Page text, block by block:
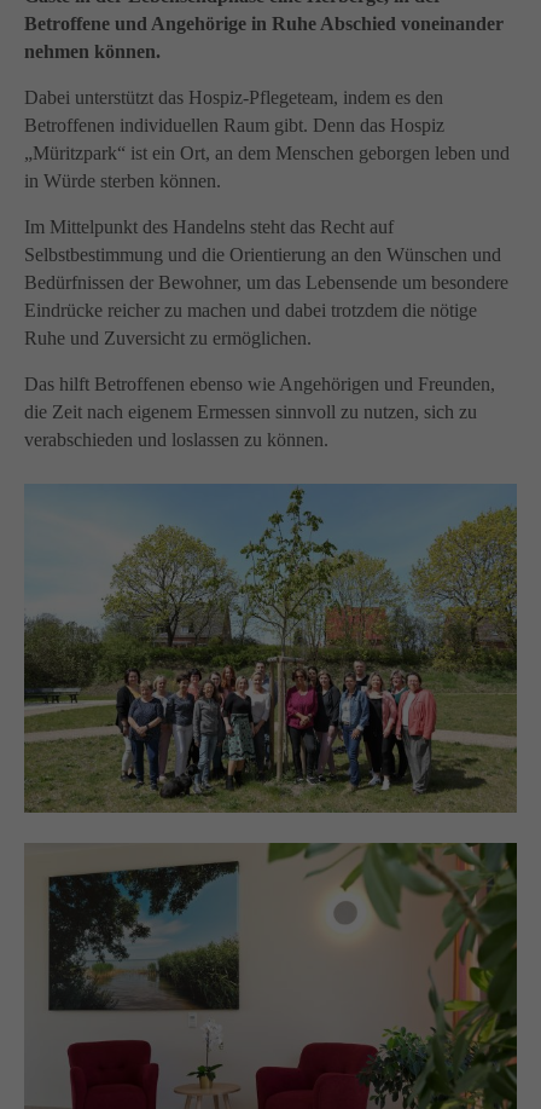
About us
Lorem ipsum dolor sit amet, consectetuer adipiscing
elit.
Aenean commodo ligula eget dolor. Aenean massa.
montes, nascetur ridiculus mus. Donec quam felis,
ultricies nec.
Betroffene und Angehörige in Ruhe Abschied voneinander
nehmen können.
Dabei unterstützt das Hospiz-Pflegeteam, indem es den
Betroffenen individuellen Raum gibt. Denn das Hospiz
„Müritzpark“ ist ein Ort, an dem Menschen geborgen leben und
in Würde sterben können.
Im Mittelpunkt des Handelns steht das Recht auf
Selbstbestimmung und die Orientierung an den Wünschen und
Bedürfnissen der Bewohner, um das Lebensende um besondere
Eindrücke reicher zu machen und dabei trotzdem die nötige
Ruhe und Zuversicht zu ermöglichen.
Das hilft Betroffenen ebenso wie Angehörigen und Freunden,
die Zeit nach eigenem Ermessen sinnvoll zu nutzen, sich zu
verabschieden und loslassen zu können.